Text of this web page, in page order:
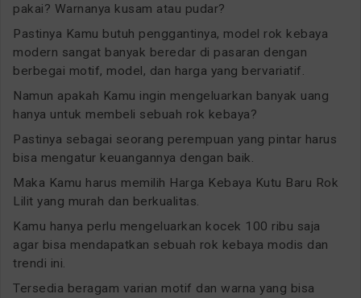
pakai? Warnanya kusam atau pudar?
Pastinya Kamu butuh penggantinya, model rok kebaya
modern sangat banyak beredar di pasaran dengan
berbegai motif, model, dan harga yang bervariatif.
Namun apakah Kamu ingin mengeluarkan banyak uang
hanya untuk membeli sebuah rok kebaya?
Pastinya sebagai seorang perempuan yang pintar harus
bisa mengatur keuangannya dengan baik.
Maka Kamu harus memilih Harga Kebaya Kutu Baru Rok
Lilit yang murah dan berkualitas.
Kamu hanya perlu mengeluarkan kocek 100 ribu saja
agar bisa mendapatkan sebuah rok kebaya modis dan
trendi ini.
Tersedia beragam varian motif dan warna yang bisa